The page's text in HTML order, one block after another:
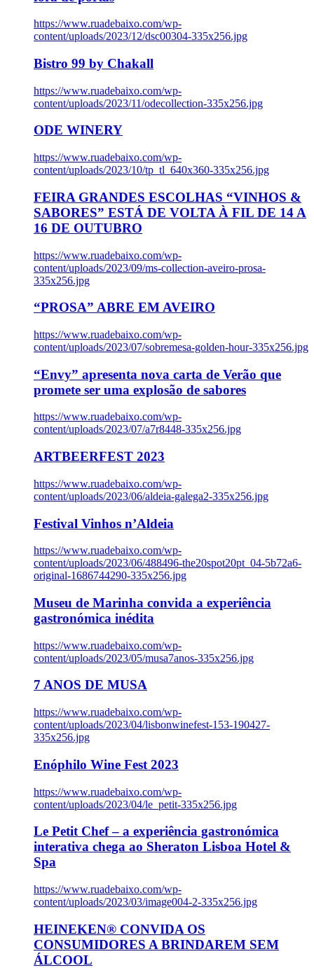
https://www.ruadebaixo.com/wp-
content/uploads/2023/12/dsc00304-335x256.jpg
Bistro 99 by Chakall
https://www.ruadebaixo.com/wp-
content/uploads/2023/11/odecollection-335x256.jpg
ODE WINERY
https://www.ruadebaixo.com/wp-
content/uploads/2023/10/tp_tl_640x360-335x256.jpg
FEIRA GRANDES ESCOLHAS “VINHOS &
SABORES” ESTÁ DE VOLTA À FIL DE 14 A
16 DE OUTUBRO
https://www.ruadebaixo.com/wp-
content/uploads/2023/09/ms-collection-aveiro-prosa-
335x256.jpg
“PROSA” ABRE EM AVEIRO
https://www.ruadebaixo.com/wp-
content/uploads/2023/07/sobremesa-golden-hour-335x256.jpg
“Envy” apresenta nova carta de Verão que
promete ser uma explosão de sabores
https://www.ruadebaixo.com/wp-
content/uploads/2023/07/a7r8448-335x256.jpg
ARTBEERFEST 2023
https://www.ruadebaixo.com/wp-
content/uploads/2023/06/aldeia-galega2-335x256.jpg
Festival Vinhos n’Aldeia
https://www.ruadebaixo.com/wp-
content/uploads/2023/06/488496-the20spot20pt_04-5b72a6-
original-1686744290-335x256.jpg
Museu de Marinha convida a experiência
gastronómica inédita
https://www.ruadebaixo.com/wp-
content/uploads/2023/05/musa7anos-335x256.jpg
7 ANOS DE MUSA
https://www.ruadebaixo.com/wp-
content/uploads/2023/04/lisbonwinefest-153-190427-
335x256.jpg
Enóphilo Wine Fest 2023
https://www.ruadebaixo.com/wp-
content/uploads/2023/04/le_petit-335x256.jpg
Le Petit Chef – a experiência gastronómica
interativa chega ao Sheraton Lisboa Hotel &
Spa
https://www.ruadebaixo.com/wp-
content/uploads/2023/03/image004-2-335x256.jpg
HEINEKEN® CONVIDA OS
CONSUMIDORES A BRINDAREM SEM
ÁLCOOL